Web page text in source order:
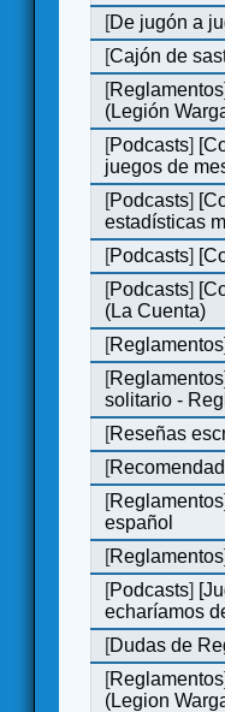
[De jugón a
[Cajón de
[Reglamentos]
(Legión
[Podcasts]
juegos de
[Podcasts]
estadísticas
[Podcasts]
[Podcasts]
(La Cuenta)
[Reglamentos]
[Reglamentos
solitario -
[Reseñas
[
[Reglamentos
español
[Reglamentos]
[Podcasts]
echaríamos
[Dudas de
[Reglamentos]
(Legion